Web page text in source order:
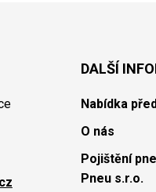
DALŠÍ
Nabídka
O nás
Pojištění
Pneu s.r.o.